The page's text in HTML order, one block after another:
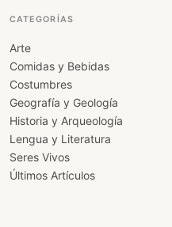
CATEGORÍAS
Arte
Comidas y Bebidas
Costumbres
Geografía y Geología
Historia y Arqueología
Lengua y Literatura
Seres Vivos
Últimos Artículos